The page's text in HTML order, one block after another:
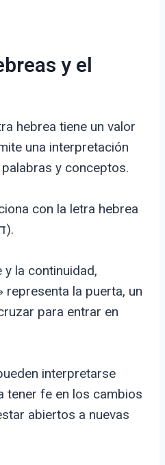
y el
hebrea tiene un valor
una interpretación
y conceptos.
con la letra hebrea
«Nun» (נ) y «Daled» (ד).
y la continuidad,
representa la puerta, un
para entrar en
interpretarse
tener fe en los cambios
abiertos a nuevas